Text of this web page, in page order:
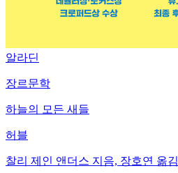
알라딘
장르문학
하늘의 모든 새들
허블
찰리 제인 앤더스 지음, 장호연 옮김